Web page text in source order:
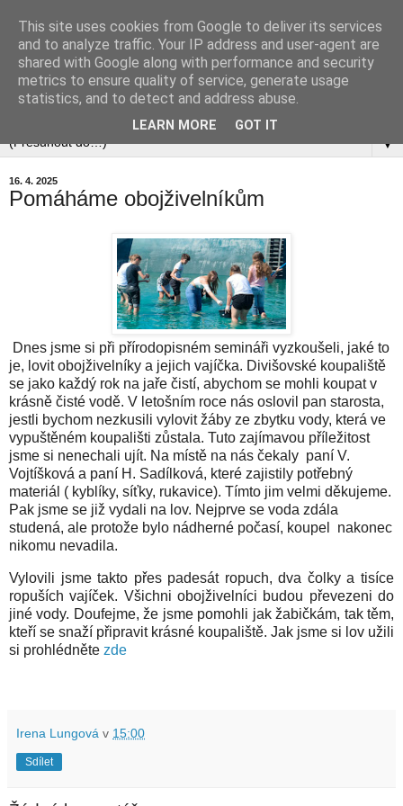
▼
16. 4. 2025
Pomáháme obojživelníkům
Dnes jsme si při přírodopisném semináři vyzkoušeli, jaké to
je, lovit obojživelníky a jejich vajíčka. Divišovské koupaliště
se jako každý rok na jaře čistí, abychom se mohli koupat v
krásně čisté vodě. V letošním roce nás oslovil pan starosta,
jestli bychom nezkusili vylovit žáby ze zbytku vody, která ve
vypuštěném koupališti zůstala. Tuto zajímavou příležitost
jsme si nenechali ujít. Na místě na nás čekaly paní V.
Vojtíšková a paní H. Sadílková, které zajistily potřebný
materiál ( kyblíky, síťky, rukavice). Tímto jim velmi děkujeme.
Pak jsme se již vydali na lov. Nejprve se voda zdála
studená, ale protože bylo nádherné počasí, koupel nakonec
nikomu nevadila.
Vylovili jsme takto přes padesát ropuch, dva čolky a tisíce
ropuších vajíček. Všichni obojživelníci budou převezeni do
jiné vody. Doufejme, že jsme pomohli jak žabičkám, tak těm,
kteří se snaží připravit krásné koupaliště. Jak jsme si lov užili
si prohlédněte zde
Irena Lungová v 15:00
Sdílet
This site uses cookies from Google to deliver its services
and to analyze traffic. Your IP address and user-agent are
shared with Google along with performance and security
metrics to ensure quality of service, generate usage
statistics, and to detect and address abuse.
LEARN MORE GOT IT